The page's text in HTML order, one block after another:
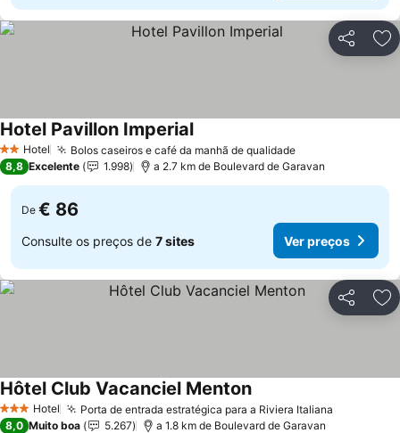
Partilhar
2 Estrelas
Hotel Bolos caseiros e café da manhã de qualidade
Hotel Pavillon Imperial
8,8 Excelente 1.998 a 2.7 km de Boulevard de Garavan
De € 86
Consulte os preços de 7 sites Ver preços
Partilhar
3 EstrelasHotel Porta de entrada estratégica para a Riviera Italiana
Hôtel Club Vacanciel Menton
8,0 Muito boa 5.267 a 1.8 km de Boulevard de Garavan